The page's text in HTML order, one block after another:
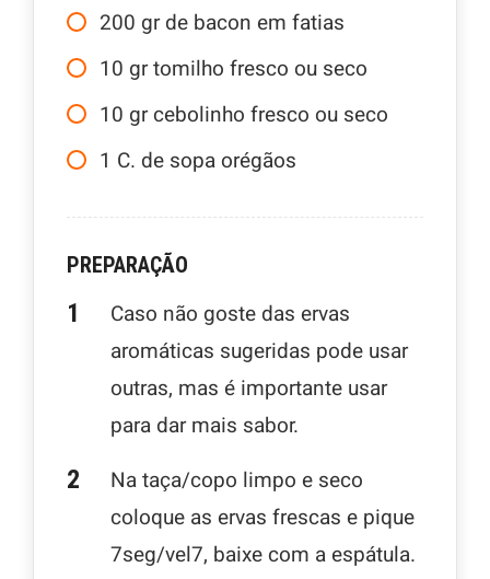
200 gr de bacon em fatias
10 grtomilho fresco ou seco
10 gr cebolinho fresco ou seco
1 C. de sopa orégãos
PREPARAÇÃO
Caso não goste das ervas
aromáticas sugeridas pode usar
outras, mas é importante usar
para dar mais sabor.
Na taça/copo limpo e seco
coloque as ervas frescas e pique
7seg/vel7, baixe com a espátula.